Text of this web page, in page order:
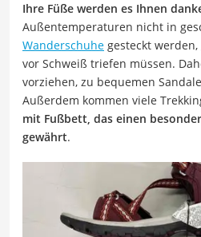
Ihre Füße werden es Ihnen
Außentemperaturen nicht in
Wanderschuhe gesteckt
vor Schweiß triefen müssen.
vorziehen, zu bequemen
Außerdem kommen viele
mit Fußbett, das einen
gewährt.